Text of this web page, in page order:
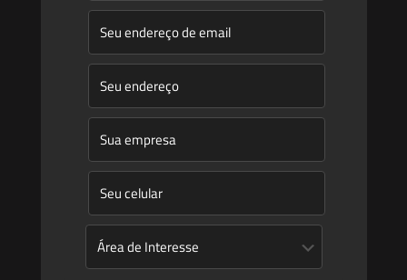
Newsletter
Publicações
Artigos
Novidades Legislativas
Informativos
Contato